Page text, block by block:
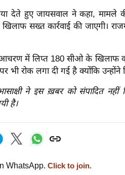
देते हुए जायसवाल ने कहा,
सख्त कार्रवाई की जाएगी।
आचरण में लिप्त 180 सीओ के खिलाफ
रोक लगा दी गई है क्योंकि उन्होंने
ने इस ख़बर को संपादित
है।
WhatsApp. Click to join.